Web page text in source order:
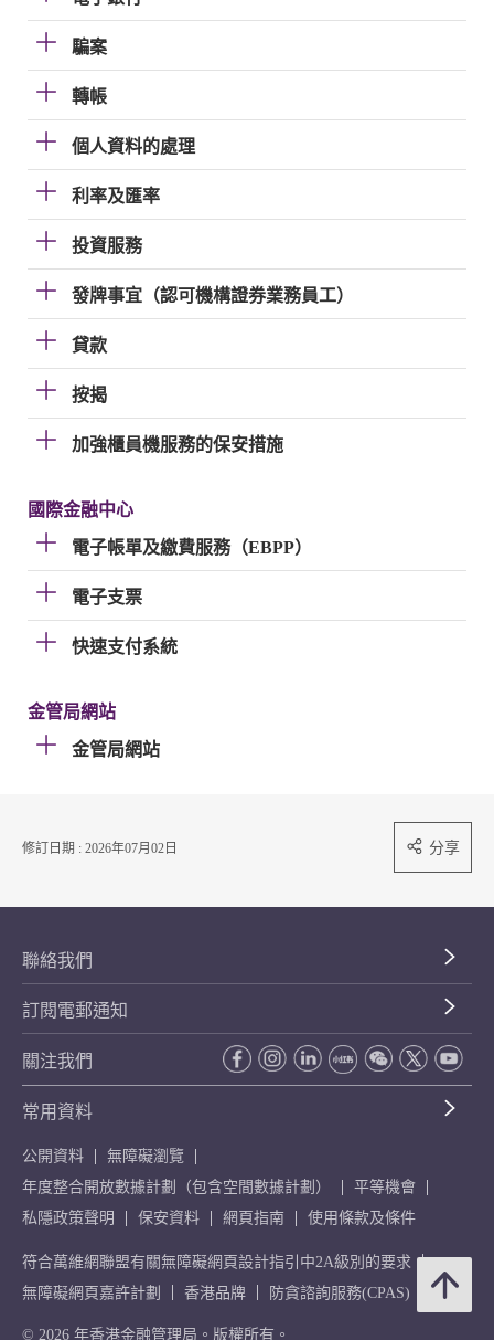
騙案
轉帳
個人資料的處理
利率及匯率
投資服務
發牌事宜（認可機構證券業務員工）
貸款
按揭
加強櫃員機服務的保安措施
國際金融中心
電子帳單及繳費服務（EBPP）
電子支票
快速支付系統
金管局網站
金管局網站
修訂日期 : 2026年07月02日 分享
聯絡我們
訂閱電郵通知
關注我們
常用資料
公開資料
無障礙瀏覽
年度整合開放數據計劃（包含空間數據計劃）
平等機會
私隱政策聲明
保安資料 網頁指南 使用條款及條件
符合萬維網聯盟有關無障礙網頁設計指引中2A級別的要求
無障礙網頁嘉許計劃
香港品牌 防貪諮詢服務(CPAS)
© 2026 年香港金融管理局。版權所有。